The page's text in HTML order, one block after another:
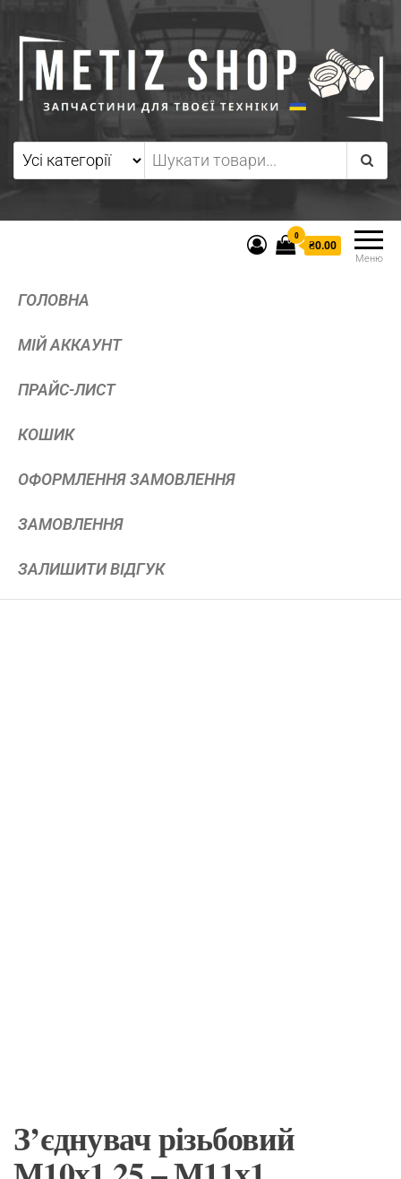
Меню
0
₴0.00
ГОЛОВНА
МІЙ АККАУНТ
ПРАЙС-ЛИСТ
КОШИК
ОФОРМЛЕННЯ ЗАМОВЛЕННЯ
ЗАМОВЛЕННЯ
ЗАЛИШИТИ ВІДГУК
З’єднувач різьбовий